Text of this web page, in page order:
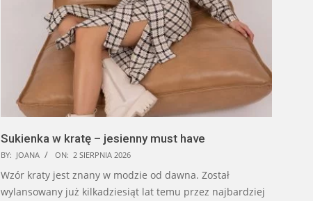
Sukienka w kratę – jesienny must have
BY: JOANA ON: 2 SIERPNIA 2026
Wzór kraty jest znany w modzie od dawna. Został
wylansowany już kilkadziesiąt lat temu przez najbardziej